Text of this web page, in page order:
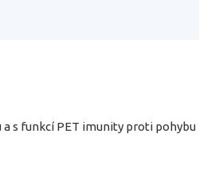
s funkcí PET imunity proti pohybu